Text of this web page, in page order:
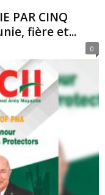
PAR CINQ
fière et...
0